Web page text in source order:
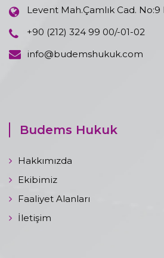
Levent Mah.Çamlık Cad. No:9
+90 (212) 324 99 00/-01-02
info@budemshukuk.com
Budems Hukuk
Hakkımızda
Ekibimiz
Faaliyet Alanları
İletişim